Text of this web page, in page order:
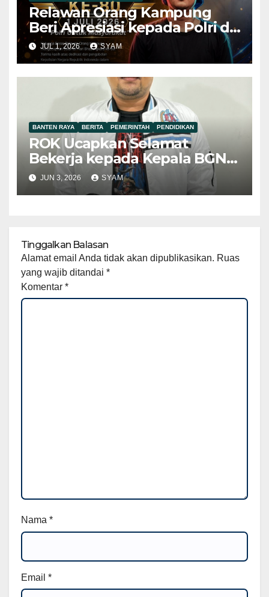
Relawan Orang Kampung
Beri Apresiasi kepada Polri di
Hari Bhayangkara ke-80, Nilai
Sinergitas Penegakan
Hukum Semakin Kuat
JUL 1, 2026 SYAM
BANTEN RAYA BERITA PEMERINTAH PENDIDIKAN
ROK Ucapkan Selamat
Bekerja kepada Kepala BGN
Baru Nanik Sudaryati Deyang
JUN 3, 2026 SYAM
Tinggalkan Balasan
Alamat email Anda tidak akan dipublikasikan. Ruas
yang wajib ditandai *
Komentar *
Nama *
Email *